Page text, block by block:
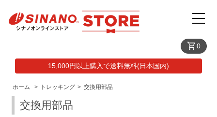
shopping_cart0
15,000円以上購入で送料無料(日本国内)
ホーム > トレッキング > 交換用部品
交換用部品